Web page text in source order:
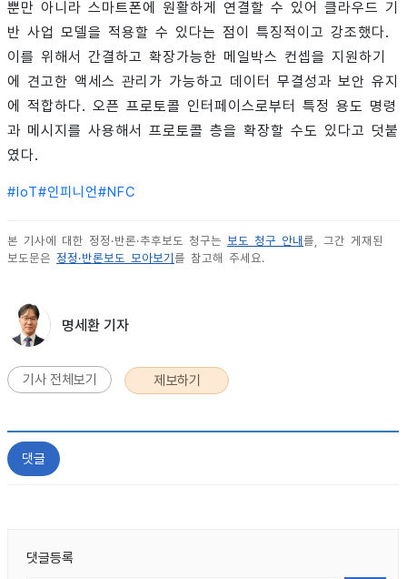
뿐만 아니라 스마트폰에 원활하게 연결할 수 있어 클라우드 기
반 사업 모델을 적용할 수 있다는 점이 특징적이고 강조했다.
이를 위해서 간결하고 확장가능한 메일박스 컨셉을 지원하기
에 견고한 액세스 관리가 가능하고 데이터 무결성과 보안 유지
에 적합하다. 오픈 프로토콜 인터페이스로부터 특정 용도 명령
과 메시지를 사용해서 프로토콜 층을 확장할 수도 있다고 덧붙
였다.
#IoT#인피니언#NFC
본 기사에 대한 정정·반론·추후보도 청구는 보도 청구 안내 를, 그간 게재된
보도문은 정정·반론보도 모아보기 를 참고해 주세요.
명세환 기자
기사 전체보기 제보하기
댓글
댓글등록